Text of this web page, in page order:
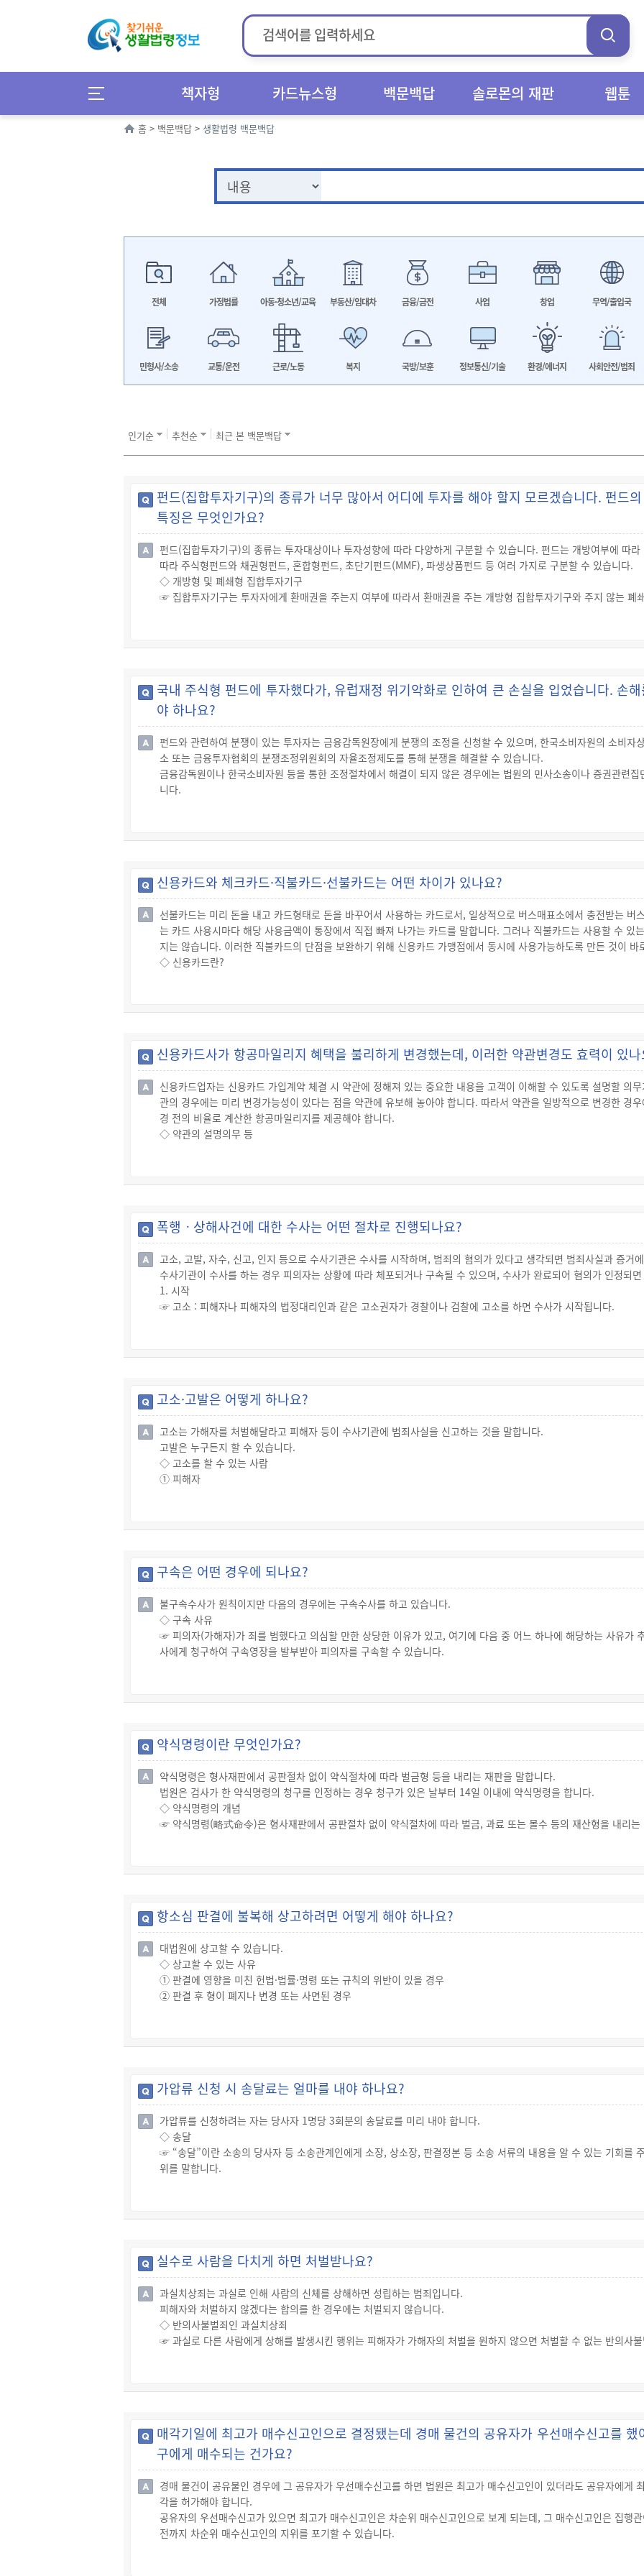
책자형 카드뉴스형 백문백답 솔로몬의 재판 웹툰
홈 > 백문백답 > 생활법령 백문백답
전체 가정법률 아동·청소년/교육 부동산/임대차 금융/금전 사업 창업 무역/출입국
민형사/소송 교통/운전 근로/노동 복지 국방/보훈 정보통신/기술 환경/에너지 사회안전/범죄
인기순 추천순 최근 본 백문백답
펀드(집합투자기구)의 종류가 너무 많아서 어디에 투자를 해야 할지 모르겠습니다. 펀드
특징은 무엇인가요?
펀드(집합투자기구)의 종류는 투자대상이나 투자성향에 따라 다양하게 구분할 수 있습니다. 펀드는 개방여부에 따
따라 주식형펀드와 채권형펀드, 혼합형펀드, 초단기펀드(MMF), 파생상품펀드 등 여러 가지로 구분할 수 있습니다.
◇ 개방형 및 폐쇄형 집합투자기구
☞ 집합투자기구는 투자자에게 환매권을 주는지 여부에 따라서 환매권을 주는 개방형 집합투자기구와 주지 않는 폐
☞ 투자신탁의 집합투자업자 또는 투자회사는 환매금지형집합투자기구의 집합투자증권을 최초로 발행한 날부터
집합투자기구를 설정·설립하는 경우에는 3년) 이내에 그 집합투자증권을 증권시장에 상장해야 합니다.
품형 등으로 구분할 수 있습니다.
국내 주식형 펀드에 투자했다가, 유럽재정 위기악화로 인하여 큰 손실을 입었습니다. 손
야 하나요?
펀드와 관련하여 분쟁이 있는 투자자는 금융감독원장에게 분쟁의 조정을 신청할 수 있으며, 한국소비자원의 소비자
소 또는 금융투자협회의 분쟁조정위원회의 자율조정제도를 통해 분쟁을 해결할 수 있습니다.
금융감독원이나 한국소비자원 등을 통한 조정절차에서 해결이 되지 않은 경우에는 법원의 민사소송이나 증권관련
니다.
☞ 소비자와 사업자 사이에 발생한 분쟁을 조정하기 위해 한국소비자원에 소비자분쟁조정위원회를 두고 있으며, 금
비자상담센터에 민원 제기를 합니다.
◇ 한국거래소 및 금융투자협회를 통한 분쟁해결
☞ 한국거래소는 유가증권시장·코스닥시장 및 파생상품시장 등에서의 매매와 관련된 분쟁의 자율조정(당사자의 신
하며, 금융투자협회 또한 당사자의 신청이 있는 경우 회원의 영업행위와 관련된 분쟁의 자율조정에 관한 업무를 수
◇ 소송등을 통한 해결
신용카드와 체크카드·직불카드·선불카드는 어떤 차이가 있나요?
선불카드는 미리 돈을 내고 카드형태로 돈을 바꾸어서 사용하는 카드로서, 일상적으로 버스매표소에서 충전받는 버
는 카드 사용시마다 해당 사용금액이 통장에서 직접 빠져 나가는 카드를 말합니다. 그러나 직불카드는 사용할 수 있
지는 않습니다. 이러한 직불카드의 단점을 보완하기 위해 신용카드 가맹점에서 동시에 사용가능하도록 만든 것이 바
◇ 신용카드란?
◇ 선불카드
용한도가 미리 정해져 있으며, 그 범위 내에서 일반 신용카드처럼 물건이나 서비스를 구매할 수 있고 재충전도 가능
프트카드)가 발행되고 있습니다.
◇ 직불카드
☞ “직불(直拂)카드”란 직불카드회원과 신용카드가맹점간에 전자적 또는 자기적 방법으로 금융거래계좌에 이체하
록 신용카드업자가 발행한 증표를 말합니다. 직불카드는 상품이나 서비스의 구매와 동시에 고객의 계좌에서 구매대
이체 되도록 하는 지급수단입니다.
☞ 체크카드는 「전자금융거래법」상의 “직불전자지급수단”을 말합니다. “직불전자지급수단”이란 이용자와 가맹
좌에서 자금을 이체하는 등의 방법으로 재화 또는 용역의 제공과 그 대가의 지급을 동시에 이행할 수 있도록 금융회
신용카드사가 항공마일리지 혜택을 불리하게 변경했는데, 이러한 약관변경도 효력이 있나
신용카드업자는 신용카드 가입계약 체결 시 약관에 정해져 있는 중요한 내용을 고객이 이해할 수 있도록 설명할 의
관의 경우에는 미리 변경가능성이 있다는 점을 약관에 유보해 놓아야 합니다. 따라서 약관을 일방적으로 변경한 경
경 전의 비율로 계산한 항공마일리지를 제공해야 합니다.
◇ 약관의 설명의무 등
☞ 신용카드업자는 약관에 정해져 있는 중요한 내용을 고객이 이해할 수 있도록 설명해야 합니다. 다만, 계약의 성질
◇ 항공 마일리지 제공 약관이 회원에게 불리하게 변경된 경우(판례)
☞ 신용카드회사가 신용카드회원 가입계약 체결 시 회원에게 신용카드 사용액에 비례하여 항공마일리지를 제공하
게 불리하게 변경한 사안에서, “신용카드회원 가입계약에 의하여 신용카드회사에게 마일리지 제공기준 변경에 관한
로, 신용카드회사는 변경 전의 비율로 계산한 항공마일리지를 제공해야 한다.”고 판시하였습니다(대법원
폭행ㆍ상해사건에 대한 수사는 어떤 절차로 진행되나요?
고소, 고발, 자수, 신고, 인지 등으로 수사기관은 수사를 시작하며, 범죄의 혐의가 있다고 생각되면 범죄사실과 증거
수사기관이 수사를 하는 경우 피의자는 상황에 따라 체포되거나 구속될 수 있으며, 수사가 완료되어 혐의가 인정되
1. 시작
☞ 고소 : 피해자나 피해자의 법정대리인과 같은 고소권자가 경찰이나 검찰에 고소를 하면 수사가 시작됩니다.
☞ 인지 : 고소, 고발, 신고 등이 없더라도 범죄행위를 경찰이나 검찰이 스스로 인지한 경우에도 수사를 시작할 수 있
② 주거가 일정하지 않거나,
③ 증거를 인멸할 우려가 있거나,
④ 도주 우려 등이 있는 경우에는 검사가 판사에게 체포·구속영장을 청구하여 이를 발부받은 후 체포·구속할 수 있습니
3. 수사(경찰)
☞ 경찰은 피의자신문, 증거조사 등의 방법으로 수사를 진행합니다.
4. 사건을 검찰로 송치
☞ 검찰은 경찰이 보낸 수사자료를 바탕으로 수사를 진행합니다.
고소·고발은 어떻게 하나요?
고소는 가해자를 처벌해달라고 피해자 등이 수사기관에 범죄사실을 신고하는 것을 말합니다.
고발은 누구든지 할 수 있습니다.
◇ 고소를 할 수 있는 사람
① 피해자
☞ 검찰 또는 경찰에 고소(고발)장을 제출하거나, 검찰 또는 경찰 앞에서 말로 고소(고발)할 수 있습니다.
☞ 고소할 때 증거자료도 함께 제출합니다.
◇ 고소 취하
☞ 상해 사건인 경우에는 고소했다가 취하해도 가해자는 처벌을 면할 수 없지만, 상해에 이르지 않은 단순폭행 사건
해자는 처벌되지 않습니다.
☞ 고소는 한번 취하하면 같은 건으로 다시 고소하지 못합니다.
구속은 어떤 경우에 되나요?
불구속수사가 원칙이지만 다음의 경우에는 구속수사를 하고 있습니다.
◇ 구속 사유
☞ 피의자(가해자)가 죄를 범했다고 의심할 만한 상당한 이유가 있고, 여기에 다음 중 어느 하나에 해당하는 사유가
사에게 청구하여 구속영장을 발부받아 피의자를 구속할 수 있습니다.
☞ 큰 피해를 발생시키거나 상습적으로 폭력을 행사한 경우
☞ 노약자, 부녀자, 장애인을 상대로 정당한 사유 없이 폭력을 행사한 경우
◇ 구속영장 발부
☞ 지방법원 판사는 피의자에 대해 구속영장을 청구받은 경우 피의자를 심문한 후 영장 발부 여부를 결정합니다.
☞ 폭행·상해 피의자(가해자)에 대한 구속 여부를 판단할 때에는 폭력의 동기와 수단, 상해 부위와 상해 정도, 피의자
피해 회복 여부 등이 고려됩니다.
약식명령이란 무엇인가요?
약식명령은 형사재판에서 공판절차 없이 약식절차에 따라 벌금형 등을 내리는 재판을 말합니다.
법원은 검사가 한 약식명령의 청구를 인정하는 경우 청구가 있은 날부터 14일 이내에 약식명령을 합니다.
◇ 약식명령의 개념
☞ 약식명령(略式命令)은 형사재판에서 공판절차 없이 약식절차에 따라 벌금, 과료 또는 몰수 등의 재산형을 내리는
☞ 검사는 해당 사건이 벌금, 과료 또는 몰수에 해당하는 형벌인 경우 공판절차 없이 약식명령으로 하는 것이 적당하
☞ 법원은 검사의 약식명령의 청구를 인정하는 경우 청구가 있은 날부터 14일 이내에 약식명령을 하며, 약식명령서
처분과 약식명령의 고지를 받은 날부터 7일 이내에 정식재판의 청구를 할 수 있다는 사실이 적혀있습니다.
☞ 법원은 약식명령을 하는 경우 검사와 피고인에게 약식명령서를 송달합니다.
☞ 약식명령을 청구 받은 법원은 해당 사건이 약식명령으로 할 수 없거나 약식명령으로 하는 것이 적당하지 않다고
합니다.
◇ 약식명령의 효력
항소심 판결에 불복해 상고하려면 어떻게 해야 하나요?
대법원에 상고할 수 있습니다.
◇ 상고할 수 있는 사유
① 판결에 영향을 미친 헌법·법률·명령 또는 규칙의 위반이 있을 경우
② 판결 후 형이 폐지나 변경 또는 사면된 경우
④ 사형, 무기 또는 10년 이상의 징역이나 10년 이상의 금고가 선고된 사건에서 중대한 사실을 잘못 파악하여 판결
부당하다고 인정할만한 현저한 사유가 있는 경우
② 원판결의 증언 ,감정 ,통역 또는 번역이 확정판결에서 허위라는 것이 증명된 경우
③ 상대방의 무고로 죄가 없음에도 불구하고 유죄를 선고받은 후 상대방의 무고죄가 확정판결에서 증명된 경우
④ 원판결의 이유 중에서 증거로 채택되어 죄가 되는 사실을 인정하는 데 인용된 다른 재판이 확정재판에 따라 변경된
⑤ 유죄의 선고를 받은 자에 대해 무죄 또는 면소(免訴)를, 형의선고를 받은 자에 대해 형의 면제 또는 원판결이 인정
거가 새로 발견된 경우
⑥ 저작권, 특허권, 실용신안권, 의장권 또는 상표권을 침해한 죄로 유죄의 선고를 받은 사건에 관해 그 권리에 대한
⑦ 원판결, 전심판결 또는 그 판결의 기초가 되는 조사에 관여한 법관, 공소의 제기 또는 그 공소의 기초가 되는 수사
관한 죄를 범한 것이 확정판결에 의하여 증명된 경우. 다만, 원판결의 선고 전에 법관, 검사 또는 사법경찰관에 대해
☞ 상고하려는 사람은 제2심(항소심) 판결이 선고된 후 7일 이내에 제2심 판결을 한 법원에 상고장을 제출해야 합니다.
☞ 상고를 한 사람(변호인)은 법원으로부터 소송기록이 접수됐다는 통지를 받은 날부터 20일 이내에 상고이유서를
☞ 대법원으로부터 상고이유서를 송달받은 상대방은 송달을 받은 날부터 10일 이내에 대법원에 답변서를 제출할 수
◇ 불이익 변경 금지
☞ 대법원(제3심, 상고심)은 제2심(항소심)보다 무거운 형을 선고할 수 없습니다.
가압류 신청 시 송달료는 얼마를 내야 하나요?
가압류를 신청하려는 자는 당사자 1명당 3회분의 송달료를 미리 내야 합니다.
◇ 송달
☞ “송달”이란 소송의 당사자 등 소송관계인에게 소장, 상소장, 판결정본 등 소송 서류의 내용을 알 수 있는 기회를
위를 말합니다.
◇ 송달료 납부
실수로 사람을 다치게 하면 처벌받나요?
과실치상죄는 과실로 인해 사람의 신체를 상해하면 성립하는 범죄입니다.
피해자와 처벌하지 않겠다는 합의를 한 경우에는 처벌되지 않습니다.
◇ 반의사불벌죄인 과실치상죄
☞ 과실로 다른 사람에게 상해를 발생시킨 행위는 피해자가 가해자의 처벌을 원하지 않으면 처벌할 수 없는 반의사
는 방법으로 작성하고, 인감증명서 1부를 첨부합니다.
☞ 합의 내용은 일반적으로 “가해자는 2010. 1. 1. 22시 경 xxx에서 피해자를 폭행하여 2주간의 상해를 가하였는데
료로 지급받고, 가해자의 처벌을 원하지 않습니다.”라는 내용으로 작성합니다.
☞ 피해자는 가해자로부터 합의금을 받고나서 합의서를 작성하는 것이 안전합니다.
매각기일에 최고가 매수신고인으로 결정됐는데 경매 물건의 공유자가 우선매수신고를
구에게 매수되는 건가요?
경매 물건이 공유물인 경우에 그 공유자가 우선매수신고를 하면 법원은 최고가 매수신고인이 있더라도 공유자에게
각을 허가해야 합니다.
공유자의 우선매수신고가 있으면 최고가 매수신고인은 차순위 매수신고인으로 보게 되는데, 그 매수신고인은 집행
전까지 차순위 매수신고인의 지위를 포기할 수 있습니다.
☞ 공유물지분의 경매에서 채무자가 아닌 다른 공유자가 매각기일까지(집행관이 매각기일을 종결한다는 고지를 하